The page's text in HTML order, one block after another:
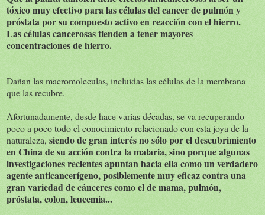
tóxico muy efectivo para las células del cancer de pulmón y
próstata por su compuesto activo en reacción con el hierro.
Las células cancerosas tienden a tener mayores
concentraciones de hierro.
Dañan las macromoleculas, incluidas las células de la membrana
que las recubre.
Afortunadamente, desde hace varias décadas, se va recuperando
poco a poco todo el conocimiento relacionado con esta joya de la
naturaleza, siendo de gran interés no sólo por el descubrimiento
en China de su acción contra la malaria, sino porque algunas
investigaciones recientes apuntan hacia ella como un verdadero
agente anticancerígeno, posiblemente muy eficaz contra una
gran variedad de cánceres como el de mama, pulmón,
próstata, colon, leucemia...